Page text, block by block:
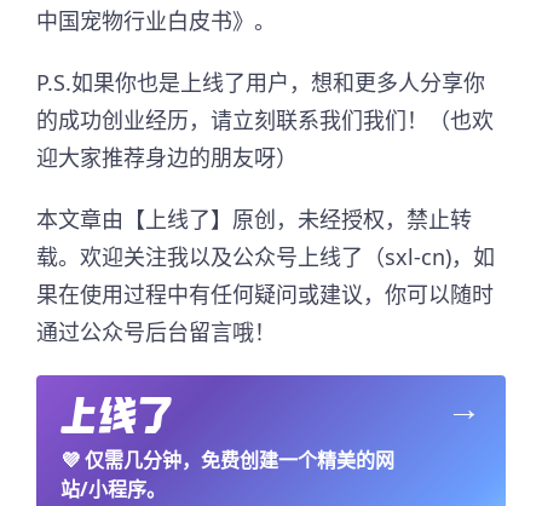
中国宠物行业白皮书》。
P.S.如果你也是上线了用户，想和更多人分享你
的成功创业经历，请立刻联系我们我们！（也欢
迎大家推荐身边的朋友呀）
本文章由【上线了】原创，未经授权，禁止转
载。欢迎关注我以及公众号上线了（sxl-cn)，如
果在使用过程中有任何疑问或建议，你可以随时
通过公众号后台留言哦！
💜仅需几分钟，免费创建一个精美的网
站/小程序。
→